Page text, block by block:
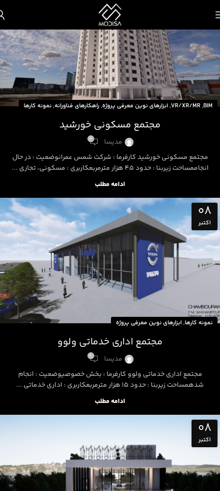
BIM
,
VR/XR/MR
, ابزارهای نوین معرفی پروژه, راهکارهای فناورانه, نمونه کارها
مجتمع مسکونی خورشید
مدیسا 0
مجتمع مسکونی خورشید کارفرما : شرکت شمس عمرانوضعیت : در حال
انجاممساحت زیربنا : حدود 45 هزار مترمربعکاربری : مسکونی، تجاری ...
ادامه مطلب
08
اکتبر
نمونه کارها, ابزارهای نوین معرفی پروژه
مجتمع اداری خدماتی ولوو
مدیسا 0
مجتمع اداری خدماتی ولوو کارفرما : بخش خصوصیوضعیت : انجام
شدهمساحت زیربنا : حدود 15 هزار مترمربعکاربری : اداری خدماتی ...
ادامه مطلب
08
اکتبر